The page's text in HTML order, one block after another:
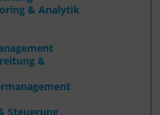
& Analytik
&
Steuerung